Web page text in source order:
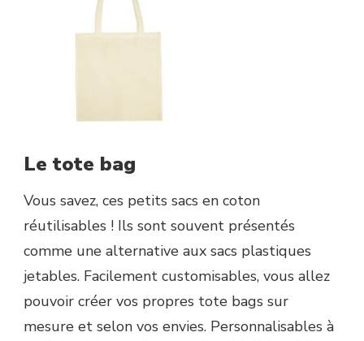
Le tote bag
Vous savez, ces petits sacs en coton
réutilisables ! Ils sont souvent présentés
comme une alternative aux sacs plastiques
jetables. Facilement customisables, vous allez
pouvoir créer vos propres tote bags sur
mesure et selon vos envies. Personnalisables à